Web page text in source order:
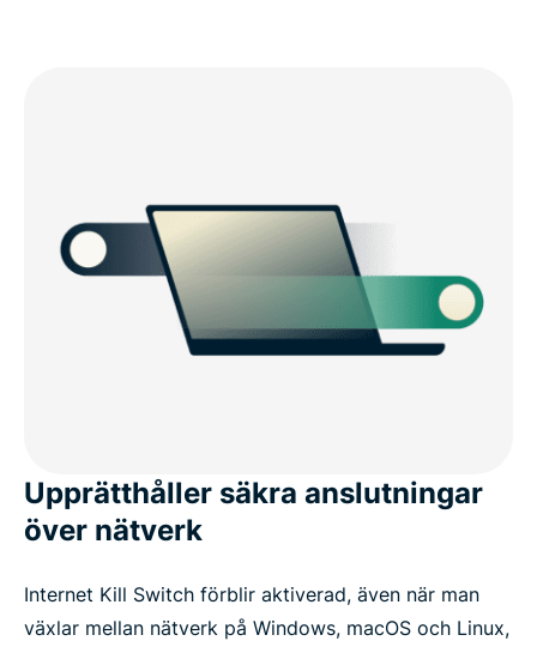
Upprätthåller säkra anslutningar
över nätverk
Internet Kill Switch förblir aktiverad, även när man
växlar mellan nätverk på Windows, macOS och Linux,